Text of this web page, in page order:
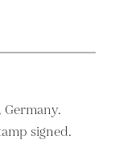
signed.